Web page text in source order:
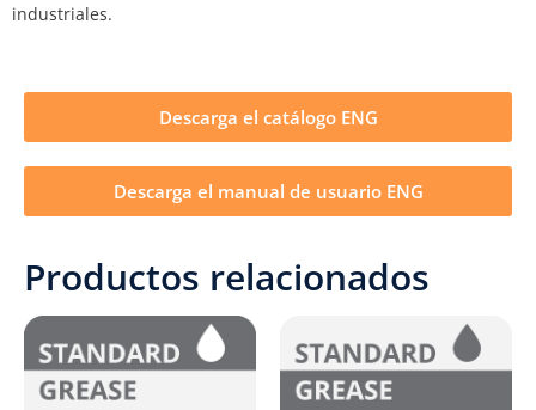
industriales.
Descarga el catálogo ENG
Descarga el manual de usuario ENG
Productos relacionados